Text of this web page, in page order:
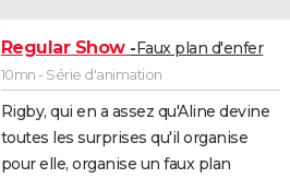
Regular Show Faux plan d'enfer
10mn - Série d'animation
Rigby, qui en a assez qu'Aline devine
toutes les surprises qu'il organise
pour elle, organise un faux plan